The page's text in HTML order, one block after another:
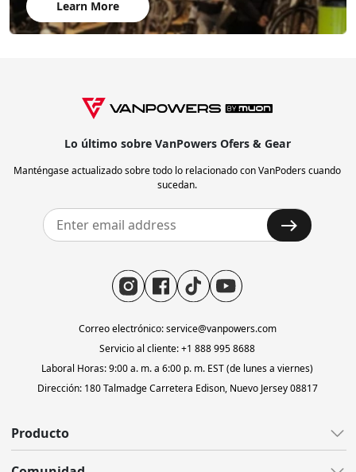
Learn More
Lo último sobre VanPowers Ofers & Gear
Manténgase actualizado sobre todo lo relacionado con VanPoders cuando
sucedan.
Correo electrónico: service@vanpowers.com
Servicio al cliente: +1 888 995 8688
Laboral Horas: 9:00 a. m. a 6:00 p. m. EST (de lunes a viernes)
Dirección: 180 Talmadge Carretera Edison, Nuevo Jersey 08817
Producto